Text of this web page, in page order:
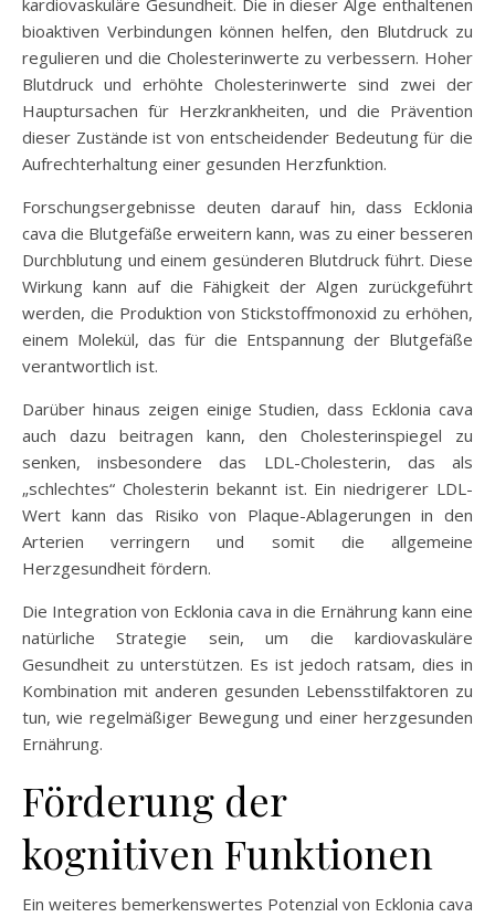
bioaktiven Verbindungen können helfen, den Blutdruck zu
regulieren und die Cholesterinwerte zu verbessern. Hoher
Blutdruck und erhöhte Cholesterinwerte sind zwei der
Hauptursachen für Herzkrankheiten, und die Prävention
dieser Zustände ist von entscheidender Bedeutung für die
Aufrechterhaltung einer gesunden Herzfunktion.
Forschungsergebnisse deuten darauf hin, dass Ecklonia
cava die Blutgefäße erweitern kann, was zu einer besseren
Durchblutung und einem gesünderen Blutdruck führt. Diese
Wirkung kann auf die Fähigkeit der Algen zurückgeführt
werden, die Produktion von Stickstoffmonoxid zu erhöhen,
einem Molekül, das für die Entspannung der Blutgefäße
verantwortlich ist.
Darüber hinaus zeigen einige Studien, dass Ecklonia cava
auch dazu beitragen kann, den Cholesterinspiegel zu
senken, insbesondere das LDL-Cholesterin, das als
„schlechtes“ Cholesterin bekannt ist. Ein niedrigerer LDL-
Wert kann das Risiko von Plaque-Ablagerungen in den
Arterien verringern und somit die allgemeine
Herzgesundheit fördern.
Die Integration von Ecklonia cava in die Ernährung kann eine
natürliche Strategie sein, um die kardiovaskuläre
Gesundheit zu unterstützen. Es ist jedoch ratsam, dies in
Kombination mit anderen gesunden Lebensstilfaktoren zu
tun, wie regelmäßiger Bewegung und einer herzgesunden
Ernährung.
Förderung der
kognitiven Funktionen
Ein weiteres bemerkenswertes Potenzial von Ecklonia cava